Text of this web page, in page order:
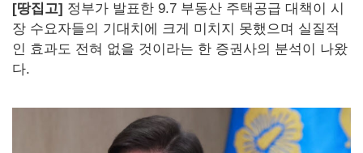
[땅집고] 정부가 발표한 9.7 부동산 주택공급 대책이 시
장 수요자들의 기대치에 크게 미치지 못했으며 실질적
인 효과도 전혀 없을 것이라는 한 증권사의 분석이 나왔
다.